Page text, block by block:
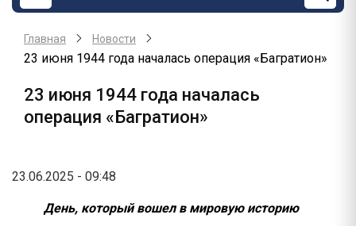
Главная Новости
23 июня 1944 года началась операция «Багратион»
23 июня 1944 года началась
операция «Багратион»
23.06.2025 - 09:48
День, который вошел в мировую историю